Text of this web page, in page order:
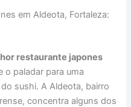
em Aldeota, Fortaleza:
restaurante japones
o paladar para uma
sushi. A Aldeota, bairro
concentra alguns dos